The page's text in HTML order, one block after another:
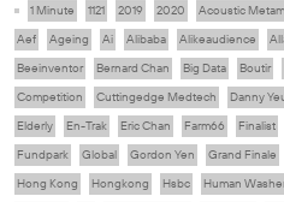
1 Minute 1121 2019 2020 Acoustic
Aef
Ageing Ai Alibaba Alikeaudience
Beeinventor
Bernard Chan Big Data Boutir
Competition
Cuttingedge Medtech Danny
Elderly
En-Trak Eric Chan Farm66 Finalist
Fundpark
Global Gordon Yen Grand Finale
Hong Kong
Hongkong Hsbc Human